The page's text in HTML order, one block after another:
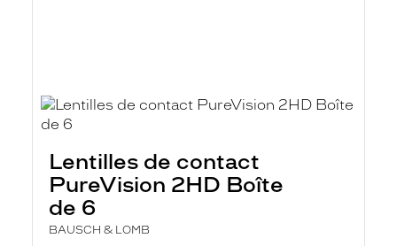
Lentilles de contact
PureVision 2HD Boîte
de 6
BAUSCH & LOMB